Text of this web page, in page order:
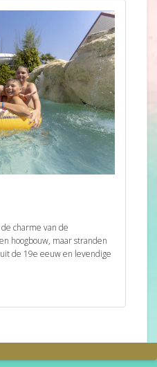
charme van de
hoogbouw, maar stranden
de 19e eeuw en levendige